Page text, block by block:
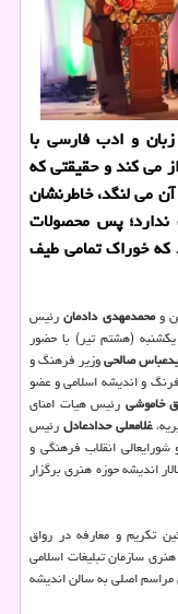
و ادب فارسی با
می كند و حقیقتی كه
می لنگد، خاطرنشان
پس محصولات
كه خوراك تمامی طیف
ومحمدمهدی دادمانرئیس
(هشتم تیر) با حضور
صالحیوزیر فرهنگ و
و اندیشه اسلامی و عضو
خاموشی رئیس هیات امنای
غلامعلی حدادعادلرئیس
انقلاب فرهنگی و
اندیشه حوزه هنری برگزار
تکریم و معارفه در رواق
سازمان تبلیغات اسلامی
مراسم اصلی به سالن اندیشه